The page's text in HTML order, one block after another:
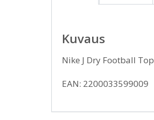
Kuvaus
Nike J Dry Football Top
EAN: 2200033599009